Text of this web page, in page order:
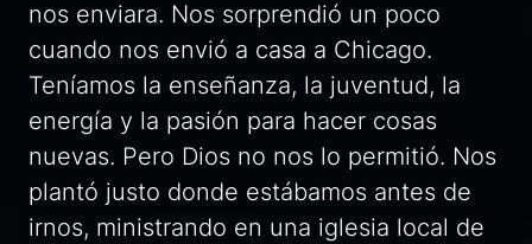
nos enviara. Nos sorprendió un poco
cuando nos envió a casa a Chicago.
Teníamos la enseñanza, la juventud, la
energía y la pasión para hacer cosas
nuevas. Pero Dios no nos lo permitió. Nos
plantó justo donde estábamos antes de
irnos, ministrando en una iglesia local de